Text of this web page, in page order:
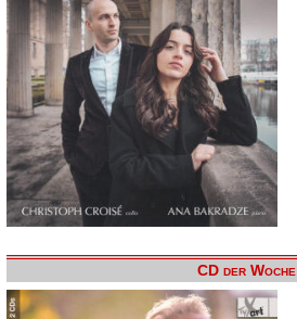
CD der Woche